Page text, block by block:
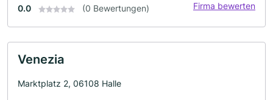
0.0 (0 Bewertungen) Firma bewerten
Venezia
Marktplatz 2, 06108 Halle